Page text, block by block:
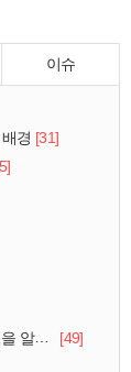
이슈
경 [31]
보자
[49]